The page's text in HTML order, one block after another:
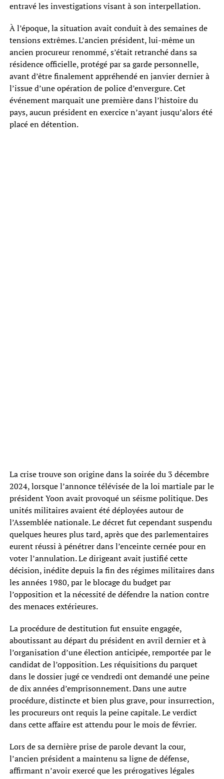
entravé les investigations visant à son interpellation.
À l’époque, la situation avait conduit à des semaines de
tensions extrêmes. L’ancien président, lui-même un
ancien procureur renommé, s’était retranché dans sa
résidence officielle, protégé par sa garde personnelle,
avant d’être finalement appréhendé en janvier dernier à
l’issue d’une opération de police d’envergure. Cet
événement marquait une première dans l’histoire du
pays, aucun président en exercice n’ayant jusqu’alors été
placé en détention.
La crise trouve son origine dans la soirée du 3 décembre
2024, lorsque l’annonce télévisée de la loi martiale par le
président Yoon avait provoqué un séisme politique. Des
unités militaires avaient été déployées autour de
l’Assemblée nationale. Le décret fut cependant suspendu
quelques heures plus tard, après que des parlementaires
eurent réussi à pénétrer dans l’enceinte cernée pour en
voter l’annulation. Le dirigeant avait justifié cette
décision, inédite depuis la fin des régimes militaires dans
les années 1980, par le blocage du budget par
l’opposition et la nécessité de défendre la nation contre
des menaces extérieures.
La procédure de destitution fut ensuite engagée,
aboutissant au départ du président en avril dernier et à
l’organisation d’une élection anticipée, remportée par le
candidat de l’opposition. Les réquisitions du parquet
dans le dossier jugé ce vendredi ont demandé une peine
de dix années d’emprisonnement. Dans une autre
procédure, distincte et bien plus grave, pour insurrection,
les procureurs ont requis la peine capitale. Le verdict
dans cette affaire est attendu pour le mois de février.
Lors de sa dernière prise de parole devant la cour,
l’ancien président a maintenu sa ligne de défense,
affirmant n’avoir exercé que les prérogatives légales